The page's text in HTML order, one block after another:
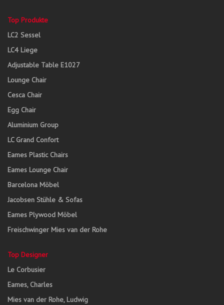
Top Produkte
LC2 Sessel
LC4 Liege
Adjustable Table E1027
Lounge Chair
Cesca Chair
Egg Chair
Aluminium Group
LC Grand Confort
Eames Plastic Chairs
Eames Lounge Chair
Barcelona Möbel
Jacobsen Stühle & Sofas
Eames Plywood Möbel
Freischwinger Mies van der Rohe
Top Designer
Le Corbusier
Eames, Charles
Mies van der Rohe, Ludwig